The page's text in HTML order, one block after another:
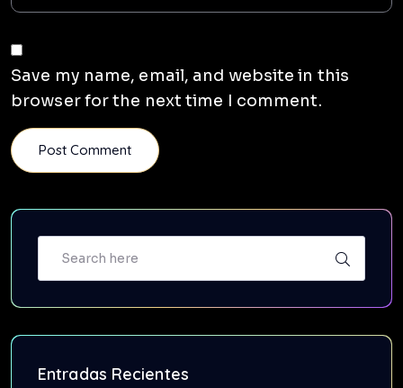
Save my name, email, and website in this
browser for the next time I comment.
Entradas Recientes